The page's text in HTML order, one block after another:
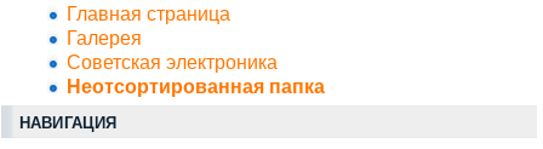
Главная страница
Галерея
Советская электроника
Неотсортированная папка
НАВИГАЦИЯ